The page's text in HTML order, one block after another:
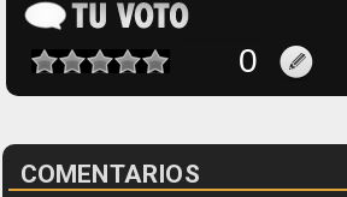
COMENTARIOS